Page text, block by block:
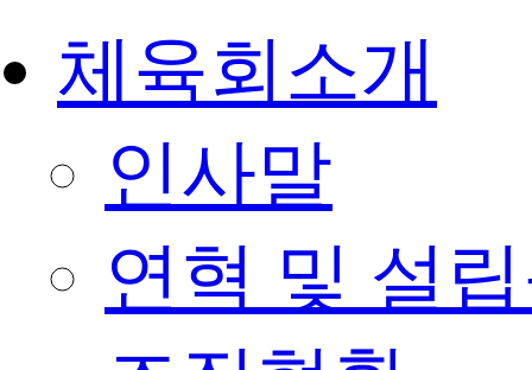
체육회소개
인사말
연혁 및 설